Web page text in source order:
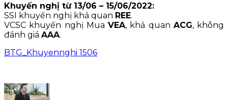
Khuyến nghị từ 13/06 – 15/06/2022:
SSI khuyến nghị khả quan REE.
VCSC khuyến nghị Mua VEA, khả quan ACG, không
đánh giá AAA.
BTG_Khuyennghi 1506